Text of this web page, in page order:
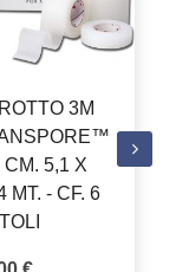
3M
CM. 5,1 X
MT. - CF. 6